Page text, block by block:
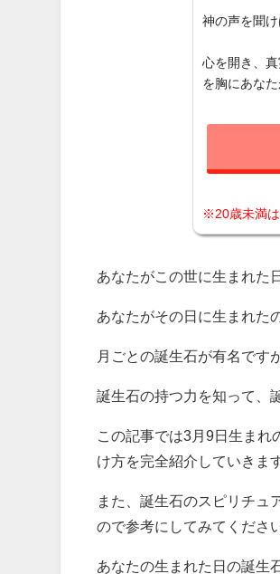
神の声を聞
心を開き、
を胸にあな
※20歳未満
あなたがこの世に生まれた
あなたがその日に生まれた
月ごとの誕生石が有名です
誕生石の持つ力を知って、
この記事では3月9日生ま
け方を完全紹介していきま
また、誕生石のスピリチュ
ので参考にしてみてくださ
あなたの生まれた日の誕生